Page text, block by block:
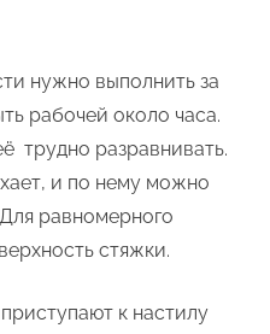
нужно выполнить за
рабочей около часа.
трудно разравнивать.
и по нему можно
равномерного
стяжки.
к настилу